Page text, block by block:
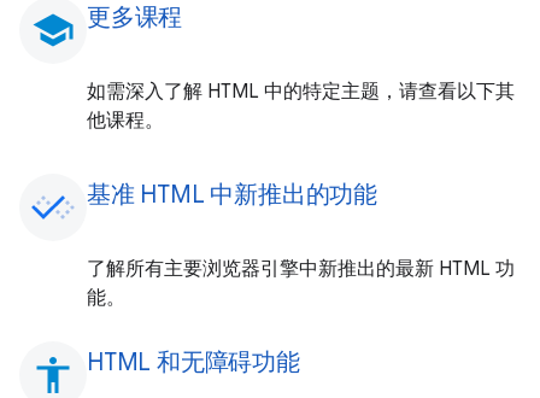
school 更多课程
如需深入了解 HTML 中的特定主题，请查看以下其
他课程。
基准 HTML 中新推出的功能
了解所有主要浏览器引擎中新推出的最新 HTML 功
能。
accessibility HTML 和无障碍功能